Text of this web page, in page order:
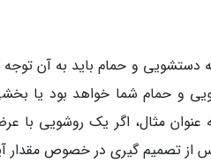
دستشویی و حمام باید به آن
و حمام شما خواهد بود یا
تصمیم گیری در خصوص مقدار